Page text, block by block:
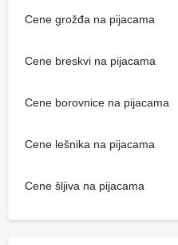
Cene grožđa na pijacama
Cene breskvi na pijacama
Cene borovnice na pijacama
Cene lešnika na pijacama
Cene šljiva na pijacama